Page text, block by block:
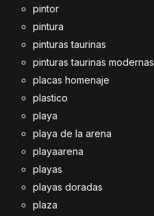
pintor
pintura
pinturas taurinas
pinturas taurinas modernas
placas homenaje
plastico
playa
playa de la arena
playaarena
playas
playas doradas
plaza